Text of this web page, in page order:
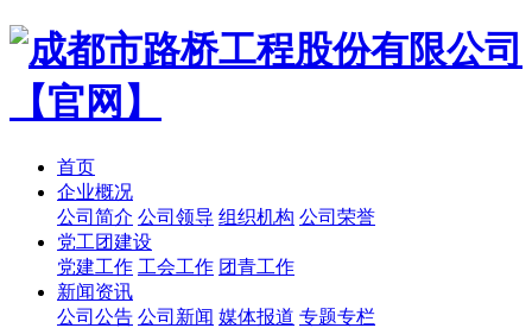
首页
企业概况
公司简介 公司领导 组织机构 公司荣誉
党工团建设
党建工作 工会工作 团青工作
新闻资讯
公司公告 公司新闻 媒体报道 专题专栏